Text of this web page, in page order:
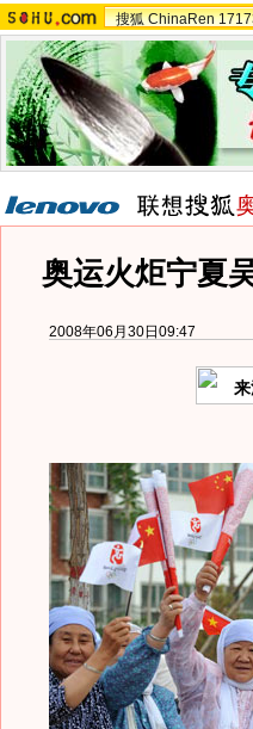
搜狐 ChinaRen
奥运火炬宁夏
2008年06月30日09:47